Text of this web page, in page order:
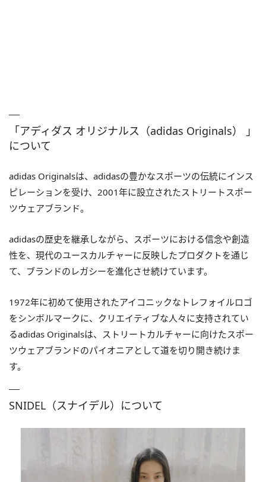
「アディダス オリジナルス（adidas Originals） 」
について
adidas Originalsは、adidasの豊かなスポーツの伝統にインス
ピレーションを受け、2001年に設立されたストリートスポー
ツウェアブランド。
adidasの歴史を継承しながら、スポーツにおける信念や創造
性を、現代のユースカルチャーに反映したプロダクトを通じ
て、ブランドのレガシーを進化させ続けています。
1972年に初めて使用されたアイコニックなトレフォイルロゴ
をシンボルマークに、クリエイティブな人々に支持されてい
るadidas Originalsは、ストリートカルチャーに向けたスポー
ツウェアブランドのパイオニアとして道を切り開き続けま
す。
SNIDEL（スナイデル）について